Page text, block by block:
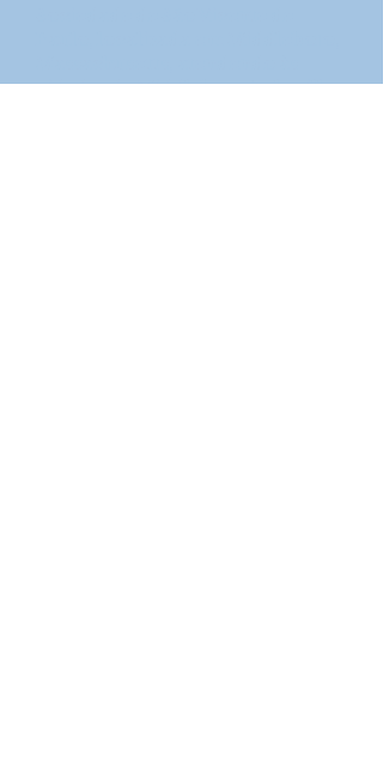
cidades de Middleboro, Lakeville,